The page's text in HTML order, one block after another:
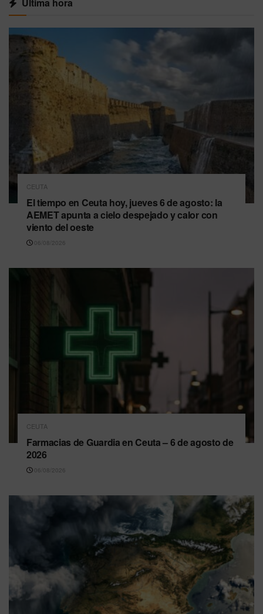
CEUTA
El tiempo en Ceuta hoy, jueves 6 de agosto: la
AEMET apunta a cielo despejado y calor con
viento del oeste
06/08/2026
CEUTA
Farmacias de Guardia en Ceuta – 6 de agosto de
2026
06/08/2026